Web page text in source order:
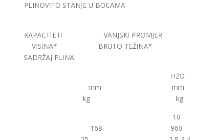
PLINOVITO STANJE U BOCAMA
KAPACITETI VANJSKI PROMJER
VISINA* BRUTO TEŽINA*
SADRŽAJ PLINA
H2O
mm mm
kg kg
10
168 960